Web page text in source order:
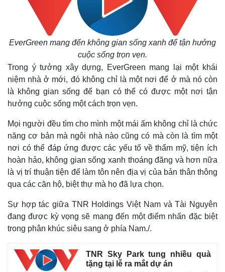
EverGreen mang đến không gian sống xanh để tận hưởng
cuộc sống trọn vẹn.
Trong ý tưởng xây dựng, EverGreen mang lại một khái
niệm nhà ở mới, đó không chỉ là một nơi để ở mà nó còn
là không gian sống để bạn có thể có được một nơi tận
hưởng cuộc sống một cách trọn vẹn.
Mọi người đều tìm cho mình một mái ấm không chỉ là chức
năng cơ bản mà ngôi nhà nào cũng có mà còn là tìm một
nơi có thể đáp ứng được các yếu tố về thẩm mỹ, tiện ích
hoàn hảo, không gian sống xanh thoáng đãng và hơn nữa
là vị trí thuận tiện để làm tôn nên địa vị của bản thân thông
qua các căn hộ, biệt thự mà họ đã lựa chọn.
Sự hợp tác giữa TNR Holdings Việt Nam và Tài Nguyên
đang được kỳ vọng sẽ mang đến một điểm nhấn đặc biệt
trong phân khúc siêu sang ở phía Nam./.
TNR Sky Park tung nhiều quà
tặng tại lễ ra mắt dự án